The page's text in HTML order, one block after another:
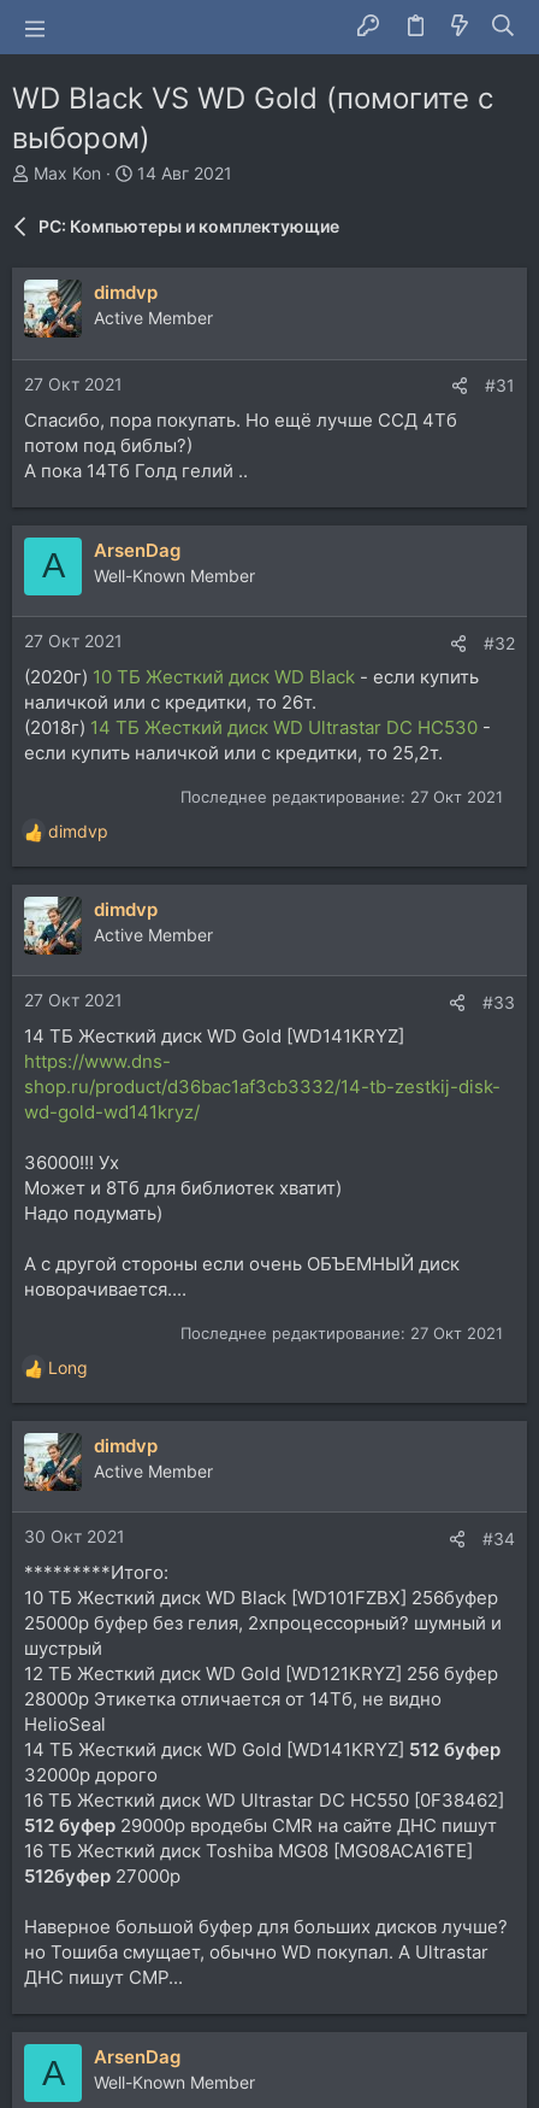
WD Black VS WD Gold (помогите с
выбором)
А
т
р
т
е
м
Max Kon
Д
н
а
14 Авг 2021
PC: Компьютеры и комплектующие
dimdvp
Active Member
27 Окт 2021 #31
Спасибо, пора покупать. Но ещё лучше ССД 4Тб
потом под библы?)
А пока 14Тб Голд гелий ..
A ArsenDag
Well-Known Member
27 Окт 2021 #32
(2020г) 10 ТБ Жесткий диск WD Black - если купить
наличкой или с кредитки, то 26т.
(2018г) 14 ТБ Жесткий диск WD Ultrastar DC HC530 -
если купить наличкой или с кредитки, то 25,2т.
Последнее редактирование: 27 Окт 2021
Р
е
а
к
ц
и
и
:
dimdvp
dimdvp
Active Member
27 Окт 2021 #33
14 ТБ Жесткий диск WD Gold [WD141KRYZ]
https://www.dns-
shop.ru/product/d36bac1af3cb3332/14-tb-zestkij-disk-
wd-gold-wd141kryz/
36000!!! Ух
Может и 8Тб для библиотек хватит)
Надо подумать)
А с другой стороны если очень ОБЪЕМНЫЙ диск
новорачивается....
Последнее редактирование: 27 Окт 2021
Р
е
а
к
ц
и
и
:
Long
dimdvp
Active Member
30 Окт 2021 #34
*********Итого:
10 ТБ Жесткий диск WD Black [WD101FZBX] 256буфер
25000р буфер без гелия, 2хпроцессорный? шумный и
шустрый
12 ТБ Жесткий диск WD Gold [WD121KRYZ] 256 буфер
28000р Этикетка отличается от 14Тб, не видно
HelioSeal
14 ТБ Жесткий диск WD Gold [WD141KRYZ] 512 буфер
32000р дорого
16 ТБ Жесткий диск WD Ultrastar DC HC550 [0F38462]
512 буфер 29000р вродебы CMR на сайте ДНС пишут
16 ТБ Жесткий диск Toshiba MG08 [MG08ACA16TE]
512буфер 27000р
Наверное большой буфер для больших дисков лучше?
но Тошиба смущает, обычно WD покупал. А Ultrastar
ДНС пишут СМР...
A ArsenDag
Well-Known Member